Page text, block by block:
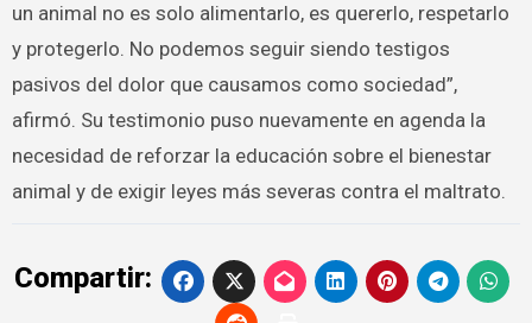
un animal no es solo alimentarlo, es quererlo, respetarlo
y protegerlo. No podemos seguir siendo testigos
pasivos del dolor que causamos como sociedad”,
afirmó. Su testimonio puso nuevamente en agenda la
necesidad de reforzar la educación sobre el bienestar
animal y de exigir leyes más severas contra el maltrato.
Compartir: